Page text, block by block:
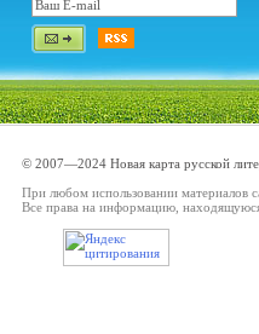
© 2007—2024 Новая карта русской
При любом использовании материалов
Все права на информацию,